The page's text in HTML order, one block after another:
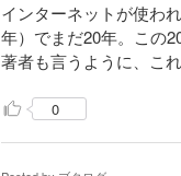
インターネットが使わ
年）でまだ20年。この
著者も言うように、こ
0